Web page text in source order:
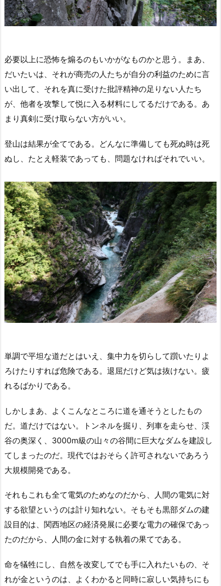
必要以上に恐怖を煽るのもいかがなものかと思う。まあ、
だいたいは、それが商売の人たちが自分の利益のために言
い出して、それを真に受けた批評精神の足りない人たち
が、他者を攻撃して悦に入る材料にしてるだけである。あ
まり真剣に受け取らない方がいい。
登山は結果が全てである。どんなに準備しても死ぬ時は死
ぬし、たとえ軽装であっても、問題なければそれでいい。
単調で平坦な道だとはいえ、集中力を切らして躓いたりよ
ろけたりすれば危険である。退屈だけど気は抜けない。疲
れるばかりである。
しかしまあ、よくこんなところに道を通そうとしたもの
だ。道だけではない。トンネルを掘り、列車を走らせ、渓
谷の奥深く、3000m級の山々の谷間に巨大なダムを建設し
てしまったのだ。現代ではおそらく許可されないであろう
大規模開発である。
それもこれも全て電気のためなのだから、人間の電気に対
する欲望というのは計り知れない。そもそも黒部ダムの建
設目的は、関西地区の経済発展に必要な電力の確保であっ
たのだから、人間の金に対する執着の果てである。
命を犠牲にし、自然を改変してでも手に入れたいもの、そ
れが金というのは、よくわかると同時に寂しい気持ちにも